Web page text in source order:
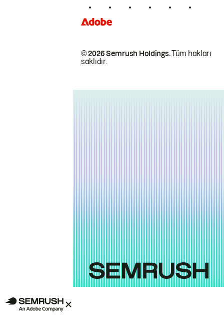
© 2026 Semrush Holdings.Tüm hakları
saklıdır.